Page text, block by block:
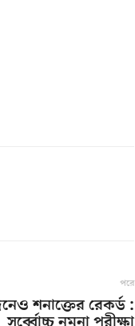
পরে
শনাক্তের রেকর্ড :